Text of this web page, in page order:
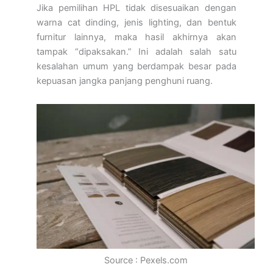
Jika pemilihan HPL tidak disesuaikan dengan
warna cat dinding, jenis lighting, dan bentuk
furnitur lainnya, maka hasil akhirnya akan
tampak “dipaksakan.” Ini adalah salah satu
kesalahan umum yang berdampak besar pada
kepuasan jangka panjang penghuni ruang.
Source : Pexels.com